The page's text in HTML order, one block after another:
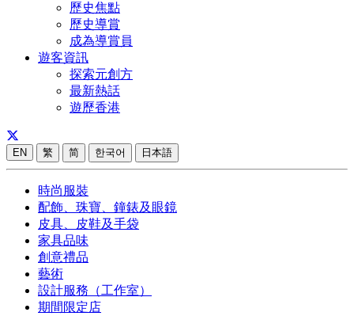
歷史焦點
歷史導賞
成為導賞員
遊客資訊
探索元創方
最新熱話
遊歷香港
EN 繁 简 한국어 日本語
時尚服裝
配飾、珠寶、鐘錶及眼鏡
皮具、皮鞋及手袋
家具品味
創意禮品
藝術
設計服務（工作室）
期間限定店